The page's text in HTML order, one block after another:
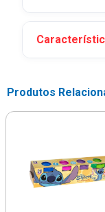
Produtos